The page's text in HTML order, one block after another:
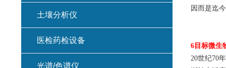
因而是迄
6目标微生
20世纪70
土壤分析仪
医检药检设备
光谱/色谱仪